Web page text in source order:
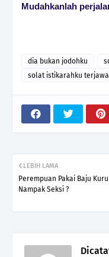
Mudahkanlah
dia bukan jodohku
solat istikarahku
LEBIH LAMA
Perempuan Pakai Baju
Nampak Seksi ?